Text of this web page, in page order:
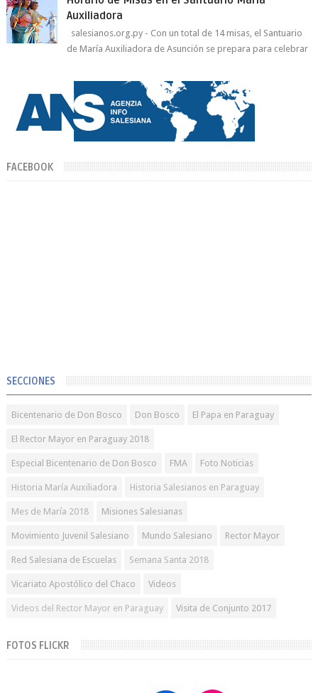
Auxiliadora
salesianos.org.py - Con un total de 14 misas, el Santuario
de María Auxiliadora de Asunción se prepara para celebrar
FACEBOOK
SECCIONES
Bicentenario de Don Bosco Don Bosco El Papa en Paraguay
El Rector Mayor en Paraguay 2018
Especial Bicentenario de Don Bosco FMA Foto Noticias
Historia María Auxiliadora Historia Salesianos en Paraguay
Mes de María 2018 Misiones Salesianas
Movimiento Juvenil Salesiano Mundo Salesiano Rector Mayor
Red Salesiana de Escuelas Semana Santa 2018
Vicariato Apostólico del Chaco Videos
Videos del Rector Mayor en Paraguay Visita de Conjunto 2017
FOTOS FLICKR